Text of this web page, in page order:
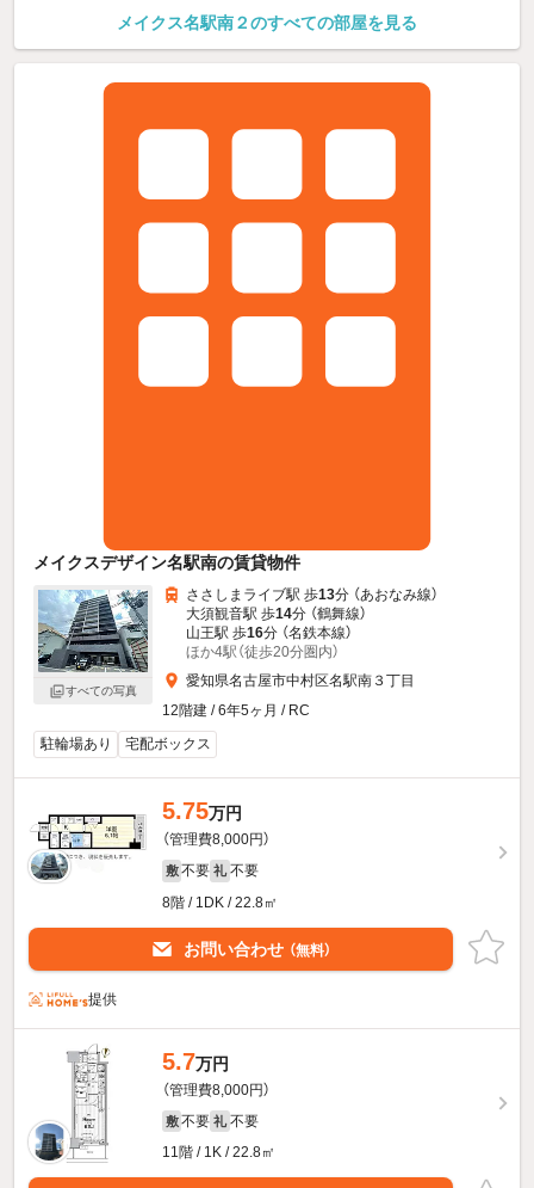
メイクス名駅南２のすべての部屋を見る
メイクスデザイン名駅南の賃貸物件
すべての写真
ささしまライブ駅 歩13分 （あおなみ線）
大須観音駅 歩14分 （鶴舞線）
山王駅 歩16分 （名鉄本線）
ほか4駅（徒歩20分圏内）
愛知県名古屋市中村区名駅南３丁目
12階建 / 6年5ヶ月 / RC
駐輪場あり
宅配ボックス
5.75万円
（管理費8,000円）
敷 不要 礼 不要
8階 / 1DK / 22.8㎡
お問い合わせ （無料）
提供
5.7万円
（管理費8,000円）
敷 不要 礼 不要
11階 / 1K / 22.8㎡